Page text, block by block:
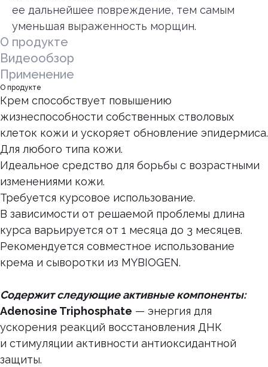
ее дальнейшее повреждение, тем самым
уменьшая выраженность морщин.
О продукте
Видеообзор
Применение
О продукте
Крем способствует повышению
жизнеспособности собственных стволовых
клеток кожи и ускоряет обновление эпидермиса.
Для любого типа кожи.
Идеальное средство для борьбы с возрастными
изменениями кожи.
Требуется курсовое использование.
В зависимости от решаемой проблемы длина
курса варьируется от 1 месяца до 3 месяцев.
Рекомендуется совместное использование
крема и сыворотки из MYBIOGEN.
Содержит следующие активные компоненты:
Adenosine Triphosphate — энергия для
ускорения реакций восстановления ДНК
и стимуляции активности антиоксидантной
защиты.